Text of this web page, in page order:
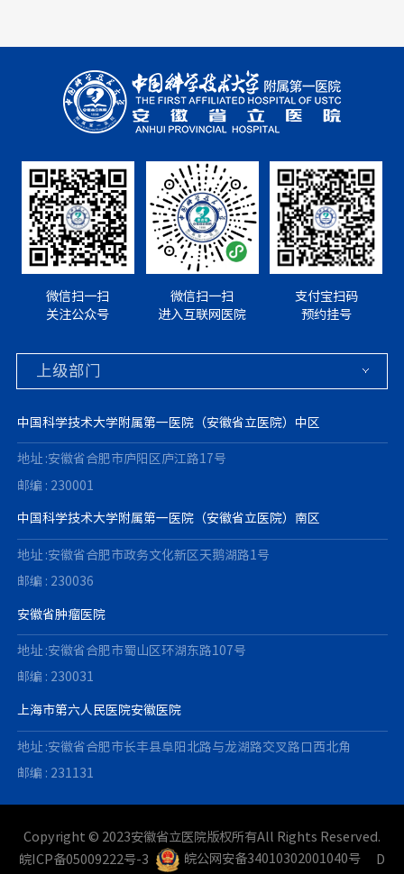
微信扫一扫
关注公众号
微信扫一扫
进入互联网医院
支付宝扫码
预约挂号
中国科学技术大学附属第一医院（安徽省立医院）中区
地址 :安徽省合肥市庐阳区庐江路17号
邮编 : 230001
中国科学技术大学附属第一医院（安徽省立医院）南区
地址 :安徽省合肥市政务文化新区天鹅湖路1号
邮编 : 230036
安徽省肿瘤医院
地址 :安徽省合肥市蜀山区环湖东路107号
邮编 : 230031
上海市第六人民医院安徽医院
地址 :安徽省合肥市长丰县阜阳北路与龙湖路交叉路口西北角
邮编 : 231131
Copyright © 2023安徽省立医院版权所有All Rights Reserved.
皖ICP备05009222号-3
皖公网安备34010302001040号 D